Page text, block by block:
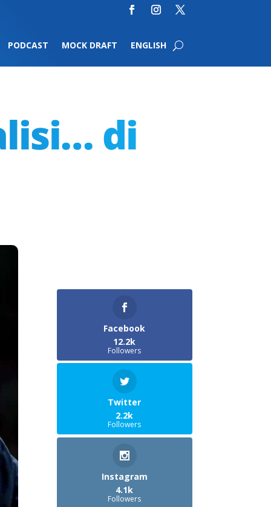
PODCAST MOCK DRAFT ENGLISH
di
Facebook
12.2k
Followers
Twitter
2.2k
Followers
Instagram
4.1k
Followers